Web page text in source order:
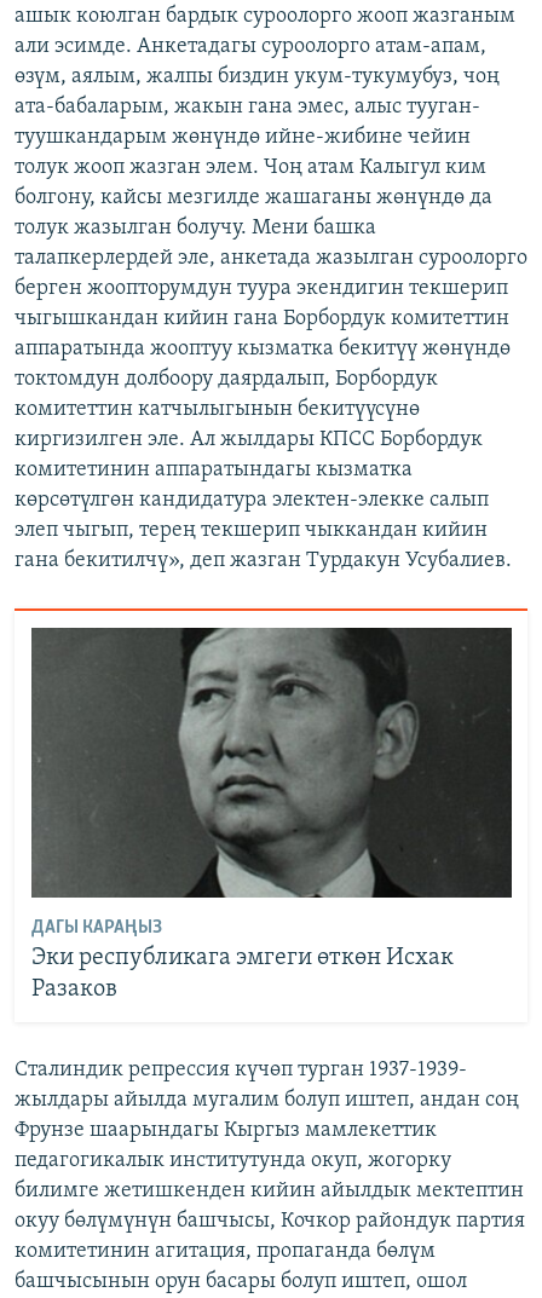
ашык коюлган бардык суроолорго жооп жазганым
али эсимде. Анкетадагы суроолорго атам-апам,
өзүм, аялым, жалпы биздин укум-тукумубуз, чоң
ата-бабаларым, жакын гана эмес, алыс тууган-
туушкандарым жөнүндө ийне-жибине чейин
толук жооп жазган элем. Чоң атам Калыгул ким
болгону, кайсы мезгилде жашаганы жөнүндө да
толук жазылган болучу. Мени башка
талапкерлердей эле, анкетада жазылган суроолорго
берген жоопторумдун туура экендигин текшерип
чыгышкандан кийин гана Борбордук комитеттин
аппаратында жооптуу кызматка бекитүү жөнүндө
токтомдун долбоору даярдалып, Борбордук
комитеттин катчылыгынын бекитүүсүнө
киргизилген эле. Ал жылдары КПСС Борбордук
комитетинин аппаратындагы кызматка
көрсөтүлгөн кандидатура электен-элекке салып
элеп чыгып, терең текшерип чыккандан кийин
гана бекитилчү», деп жазган Турдакун Усубалиев.
ДАГЫ КАРАҢЫЗ
Эки республикага эмгеги өткөн Исхак
Разаков
Сталиндик репрессия күчөп турган 1937-1939-
жылдары айылда мугалим болуп иштеп, андан соң
Фрунзе шаарындагы Кыргыз мамлекеттик
педагогикалык институтунда окуп, жогорку
билимге жетишкенден кийин айылдык мектептин
окуу бөлүмүнүн башчысы, Кочкор райондук партия
комитетинин агитация, пропаганда бөлүм
башчысынын орун басары болуп иштеп, ошол